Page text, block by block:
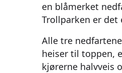
en blåmerket
Trollparken er
Alle tre
heiser til toppen,
kjørerne halvveis